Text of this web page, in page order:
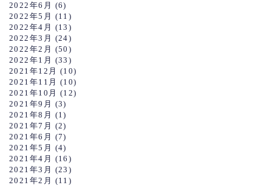
2022年6月 (6)
2022年5月 (11)
2022年4月 (13)
2022年3月 (24)
2022年2月 (50)
2022年1月 (33)
2021年12月 (10)
2021年11月 (10)
2021年10月 (12)
2021年9月 (3)
2021年8月 (1)
2021年7月 (2)
2021年6月 (7)
2021年5月 (4)
2021年4月 (16)
2021年3月 (23)
2021年2月 (11)